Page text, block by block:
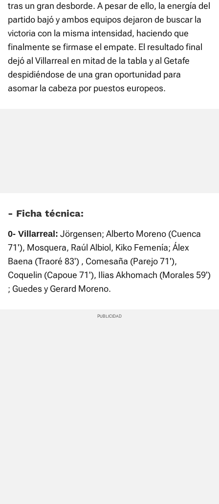
tras un gran desborde. A pesar de ello, la energía del
partido bajó y ambos equipos dejaron de buscar la
victoria con la misma intensidad, haciendo que
finalmente se firmase el empate. El resultado final
dejó al Villarreal en mitad de la tabla y al Getafe
despidiéndose de una gran oportunidad para
asomar la cabeza por puestos europeos.
- Ficha técnica:
0- Villarreal: Jörgensen; Alberto Moreno (Cuenca
71'), Mosquera, Raúl Albiol, Kiko Femenía; Álex
Baena (Traoré 83') , Comesaña (Parejo 71'),
Coquelin (Capoue 71'), Ilias Akhomach (Morales 59')
; Guedes y Gerard Moreno.